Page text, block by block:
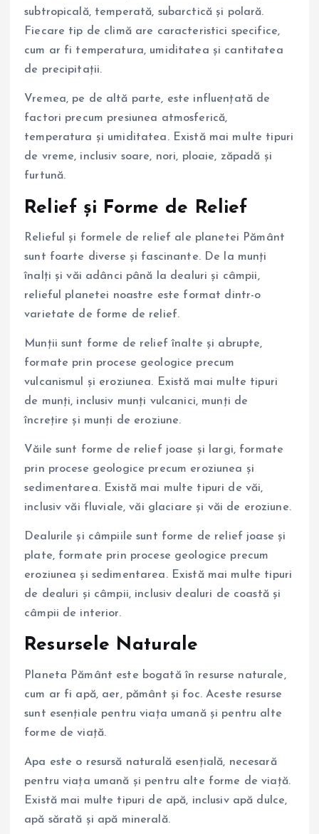
subtropicală, temperată, subarctică și polară.
Fiecare tip de climă are caracteristici specifice,
cum ar fi temperatura, umiditatea și cantitatea
de precipitații.
Vremea, pe de altă parte, este influențată de
factori precum presiunea atmosferică,
temperatura și umiditatea. Există mai multe tipuri
de vreme, inclusiv soare, nori, ploaie, zăpadă și
furtună.
Relief și Forme de Relief
Relieful și formele de relief ale planetei Pământ
sunt foarte diverse și fascinante. De la munți
înalți și văi adânci până la dealuri și câmpii,
relieful planetei noastre este format dintr-o
varietate de forme de relief.
Munții sunt forme de relief înalte și abrupte,
formate prin procese geologice precum
vulcanismul și eroziunea. Există mai multe tipuri
de munți, inclusiv munți vulcanici, munți de
încrețire și munți de eroziune.
Văile sunt forme de relief joase și largi, formate
prin procese geologice precum eroziunea și
sedimentarea. Există mai multe tipuri de văi,
inclusiv văi fluviale, văi glaciare și văi de eroziune.
Dealurile și câmpiile sunt forme de relief joase și
plate, formate prin procese geologice precum
eroziunea și sedimentarea. Există mai multe tipuri
de dealuri și câmpii, inclusiv dealuri de coastă și
câmpii de interior.
Resursele Naturale
Planeta Pământ este bogată în resurse naturale,
cum ar fi apă, aer, pământ și foc. Aceste resurse
sunt esențiale pentru viața umană și pentru alte
forme de viață.
Apa este o resursă naturală esențială, necesară
pentru viața umană și pentru alte forme de viață.
Există mai multe tipuri de apă, inclusiv apă dulce,
apă sărată și apă minerală.